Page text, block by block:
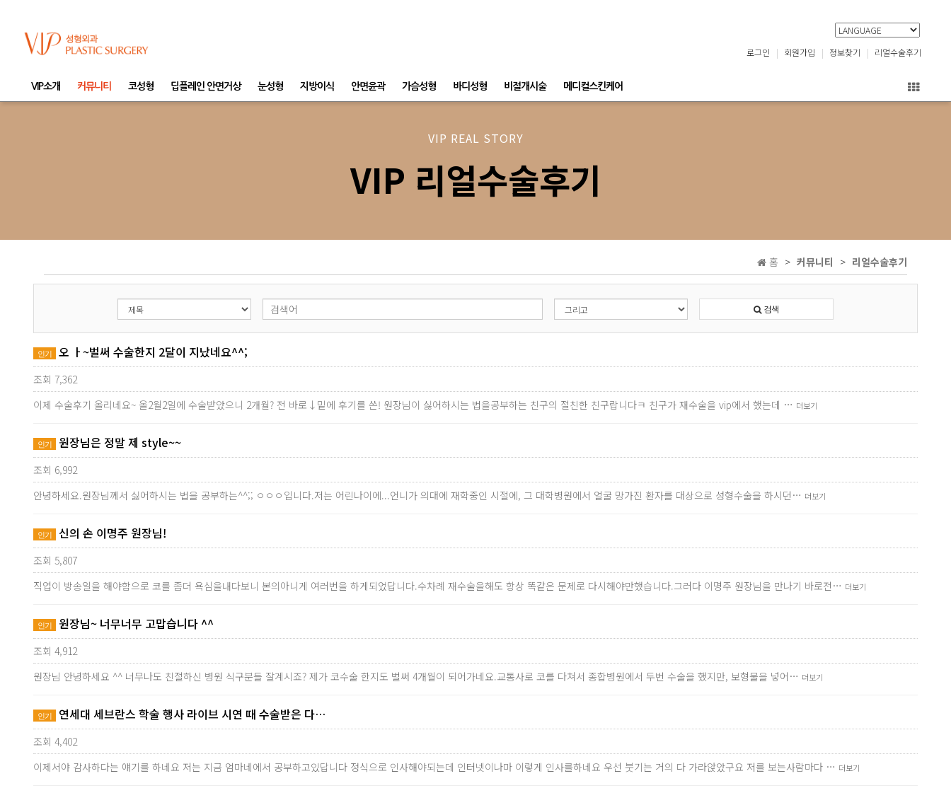
로그인 회원가입 정보찾기 리얼수술후기
VIP소개 커뮤니티 코성형 딥플레인 안면거상 눈성형 지방이식 안면윤곽 가슴성형 바디성형 비절개시술 메디컬스킨케어
VIP REAL STORY
VIP 리얼수술후기
홈 커뮤니티 리얼수술후기
검색
인기 오 ㅏ~벌써 수술한지 2달이 지났네요^^;
조회 7,362
이제 수술후기 올리네요~ 올2월2일에 수술받았으니 2개월? 전 바로↓밑에 후기를 쓴! 원장님이 싫어하시는 법을공부하는 친구의 절친한 친구랍니다ㅋ 친구가 재수술을 vip에서 했는데 … 더보기
인기 원장님은 정말 제 style~~
조회 6,992
안녕하세요.원장님께서 싫어하시는 법을 공부하는^^;; ㅇㅇㅇ입니다.저는 어린나이에...언니가 의대에 재학중인 시절에, 그 대학병원에서 얼굴 망가진 환자를 대상으로 성형수술을 하시던… 더보기
인기 신의 손 이명주 원장님!
조회 5,807
직업이 방송일을 해야함으로 코를 좀더 욕심을내다보니 본의아니게 여러번을 하게되었답니다.수차례 재수술을해도 항상 똑같은 문제로 다시해야만했습니다.그러다 이명주 원장님을 만나기 바로전… 더보기
인기 원장님~ 너무너무 고맙습니다 ^^
조회 4,912
원장님 안녕하세요 ^^ 너무나도 친절하신 병원 식구분들 잘계시죠? 제가 코수술 한지도 벌써 4개월이 되어가네요.교통사로 코를 다쳐서 종합병원에서 두번 수술을 했지만, 보형물을 넣어… 더보기
인기 연세대 세브란스 학술 행사 라이브 시연 때 수술받은 다…
조회 4,402
이제서야 감사하다는 얘기를 하네요 저는 지금 엄마네에서 공부하고있답니다 정식으로 인사해야되는데 인터넷이나마 이렇게 인사를하네요 우선 붓기는 거의 다 가라앉았구요 저를 보는사람마다 … 더보기